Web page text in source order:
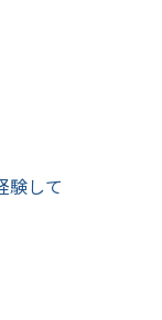
験して